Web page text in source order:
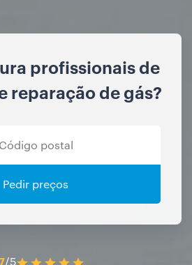
profissionais de
reparação de gás?
Pedir preços
/5